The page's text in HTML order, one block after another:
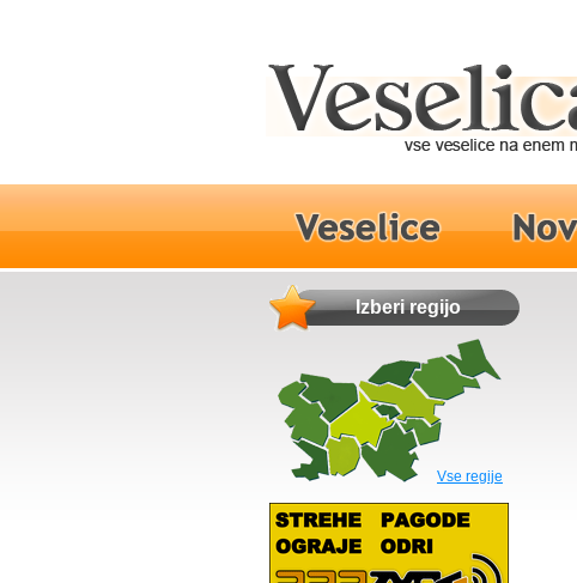
Izberi regijo
Vse regije